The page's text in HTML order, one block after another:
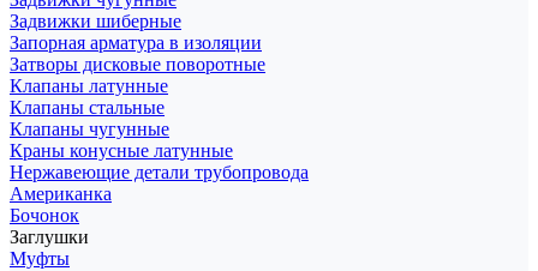
Задвижки шиберные
Запорная арматура в изоляции
Затворы дисковые поворотные
Клапаны латунные
Клапаны стальные
Клапаны чугунные
Краны конусные латунные
Нержавеющие детали трубопровода
Американка
Бочонок
Заглушки
Муфты